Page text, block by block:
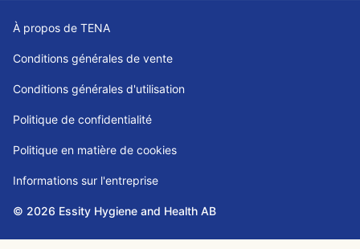
À propos de TENA
Conditions générales de vente
Conditions générales d'utilisation
Politique de confidentialité
Politique en matière de cookies
Informations sur l'entreprise
© 2026 Essity Hygiene and Health AB